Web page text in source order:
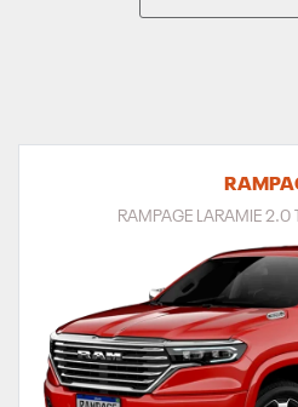
RAMPAGE LARAMIE 2.0